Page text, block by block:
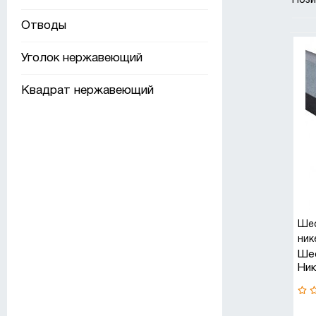
Отводы
Уголок нержавеющий
Квадрат нержавеющий